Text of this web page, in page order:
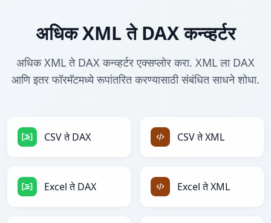
अधिक XML ते DAX कन्व्हर्टर
अधिक XML ते DAX कन्व्हर्टर एक्सप्लोर करा. XML ला DAX
आणि इतर फॉरमॅटमध्ये रूपांतरित करण्यासाठी संबंधित साधने शोधा.
CSV ते DAX CSV ते XML
Excel ते DAX Excel ते XML